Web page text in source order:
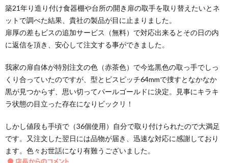
築21年り造り付け食器棚や台所の開き扉の取手を取り替えたいとネ
ットで調べた結果、貴社の製品が目に止まりました。
扉厚の差もビスの追加サービス（無料）で対応出来るとその日の内
に返信を頂き、安心して注文する事ができました。
我家の扉自体が特別注文の色（赤茶色）で今迄黒色の取っ手でしっ
くり合っていたのですが、型とビスピッチ64mmで捜すとなかなか
黒が見つからず、思い切ってパールゴールドに決定。見事にキラキ
ラ状態の目立った存在になりビックリ！
しかし値段も手頃で（36個使用）自分で取り付けられたので大満足
です。又注文した翌日には品物が届き、迅速な対応に感謝しており
ます。色々お世話になり有難うございました。